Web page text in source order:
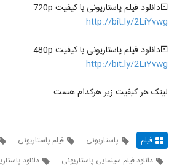
⚀دانلود فیلم پاستاریونی با کیفیت 720p
http://bit.ly/2LiYvwg
⚀دانلود فیلم پاستاریونی با کیفیت 480p
http://bit.ly/2LiYvwg
لینک هر کیفیت زیر هرکدام هست
فیلم پاستاریونی فیلم پاستاریونی
دانلود فیلم سینمایی پاستاریونی
دانلود